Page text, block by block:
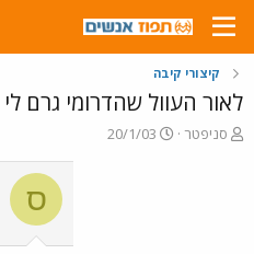
קיצורי קיבה
לאור העוול שהדרומי גרם לי
פ
סניפטר
פ
20/1/03
ס